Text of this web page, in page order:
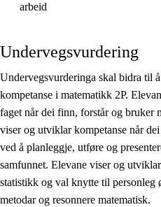
arbeid
Undervegsvurdering
Undervegsvurderinga skal bidra til
kompetanse i matematikk 2P.
faget når dei finn, forstår og bruker
viser og utviklar kompetanse når
ved å planleggje, utføre og
samfunnet. Elevane viser og
statistikk og val knytte til personleg
metodar og resonnere matematisk.